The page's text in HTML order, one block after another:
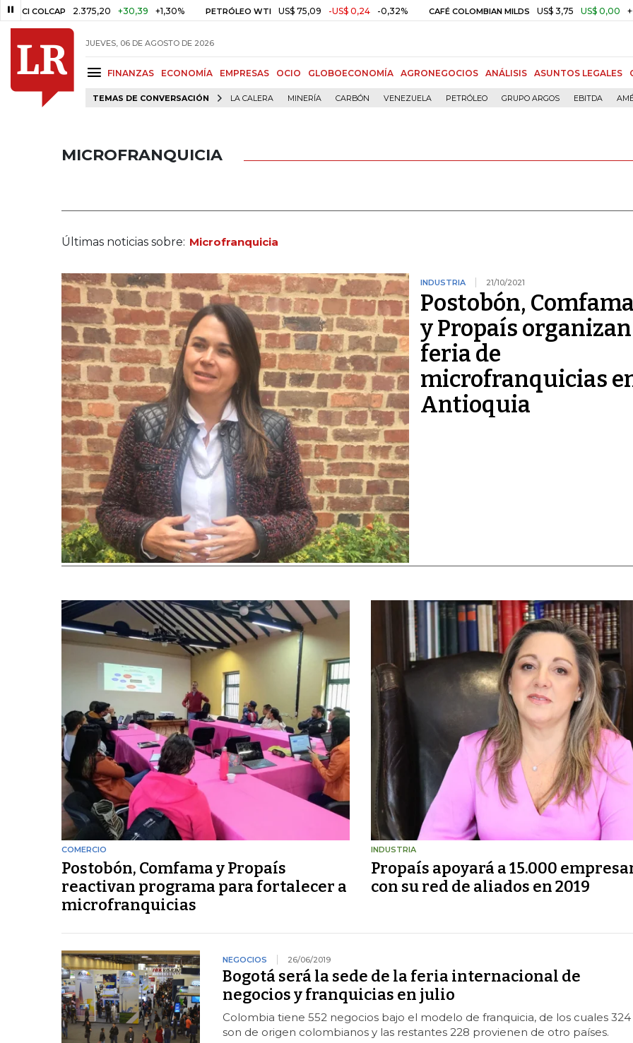
2.375,20 +30,39 +1,30% PETRÓLEO WTI US$ 75,09 -US$ 0,24 -0,32% CAFÉ COLOMBIAN MILDS US$ 3,75 US$ 0,00 +0,01%
JUEVES, 06 DE AGOSTO DE 2026
FINANZAS ECONOMÍA EMPRESAS OCIO GLOBOECONOMÍA AGRONEGOCIOS ANÁLISIS ASUNTOS LEGALES
TEMAS DE CONVERSACIÓN LA CALERA MINERÍA CARBÓN VENEZUELA PETRÓLEO GRUPO ARGOS EBITDA
MICROFRANQUICIA
Últimas noticias sobre: Microfranquicia
INDUSTRIA 21/10/2021
Postobón,
y Propaís organizan
feria de
microfranquicias
Antioquia
COMERCIO
Postobón, Comfama y Propaís
reactivan programa para fortalecer a
microfranquicias
INDUSTRIA
Propaís apoyará a 15.000
con su red de aliados en 2019
NEGOCIOS 26/06/2019
Bogotá será la sede de la feria internacional de
negocios y franquicias en julio
Colombia tiene 552 negocios bajo el modelo de franquicia, de los cuales 324
son de origen colombianos y las restantes 228 provienen de otro países.